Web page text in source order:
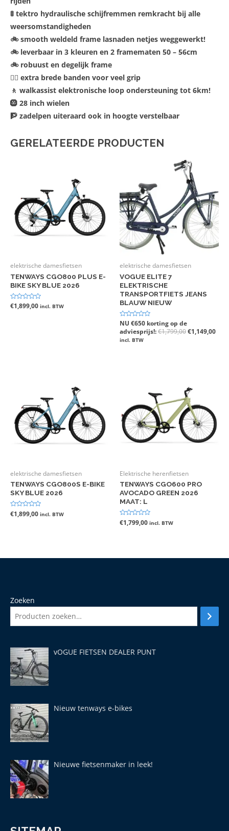
🚦 tektro hydraulische schijfremmen remkracht bij alle
weersomstandigheden
🚲 smooth weldeld frame lasnaden netjes weggewerkt!
🚲 leverbaar in 3 kleuren en 2 framematen 50 – 56cm
🚲 robuust en degelijk frame
🚵‍♀️ extra brede banden voor veel grip
🚶 walkassist elektronische loop ondersteuning tot 6km!
🛞 28 inch wielen
🧗 zadelpen uiteraard ook in hoogte verstelbaar
GERELATEERDE PRODUCTEN
elektrische damesfietsen
TENWAYS CGO800 PLUS E-
BIKE SKY BLUE 2026
Gewaardeerd
€1,899,00 incl. BTW
elektrische damesfietsen
VOGUE ELITE 7
ELEKTRISCHE
TRANSPORTFIETS JEANS
BLAUW NIEUW
Gewaardeerd
uit
5
NU €650 korting op de
adviesprijs!:€1,799,00€1,149,00
incl. BTW
elektrische damesfietsen
TENWAYS CGO800S E-BIKE
SKY BLUE 2026
Gewaardeerd
0
€1,899,00 incl. BTW
Elektrische herenfietsen
TENWAYS CGO600 PRO
AVOCADO GREEN 2026
MAAT: L
Gewaardeerd
0
€1,799,00 incl. BTW
Zoeken
vOGUE FIETSEN DEALER PUNT
Nieuw tenways e-bikes
Nieuwe fietsenmaker in leek!